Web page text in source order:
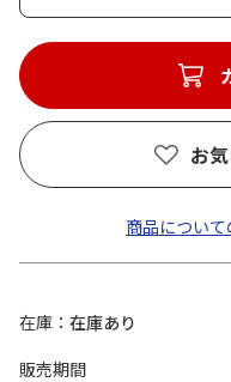
お
商品につい
在庫
在庫あり
販売期間